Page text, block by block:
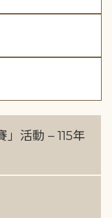
」活動 – 115年